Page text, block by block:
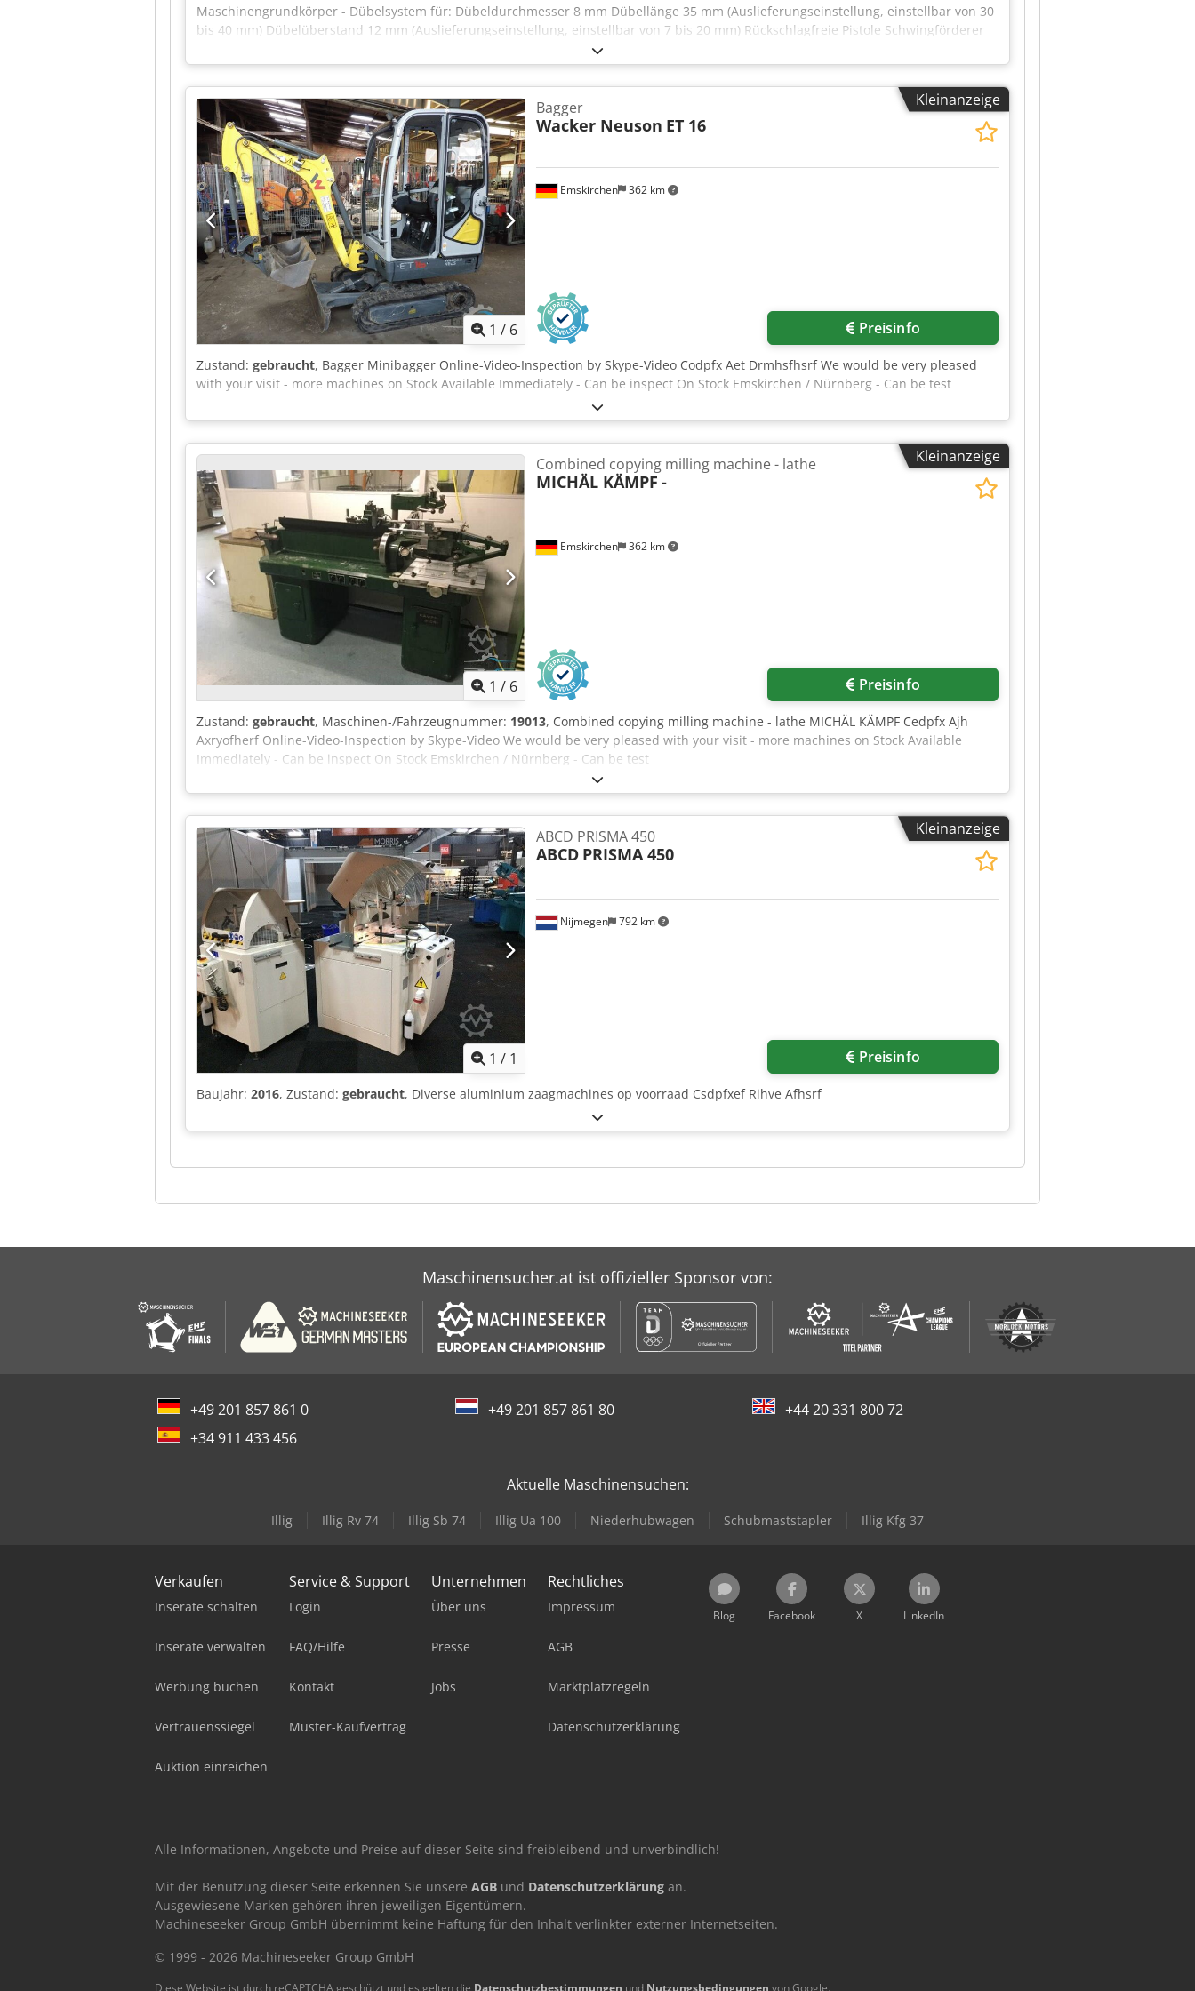
Maschinengrundkörper - Dübelsystem für: Dübeldurchmesser 8 mm Dübellänge 35 mm (Auslieferungseinstellung, einstellbar von 30
bis 40 mm) Dübelüberstand 12 mm (Auslieferungseinstellung, einstellbar von 7 bis 20 mm) Rückschlagfreie Pistole Schwingförderer
für den Dübeltransport Dübeldurchmesser- und Längenkontrolle mit Auto-DL-Selekt System - Wasserversorgungssystem für
vorgeleimte Dübel Wasserbehälter (Edelstahlbehälter 7,5 l) Geschlossenes Wassersytem mit 6 bar Wasserdruck und Spritzdüse -
Elektroniksteuerung mit: Hauptschalter Ein / Aus Programmwahlschalter Wasser / Wasser+Einschießen Credpfxowx Aado Afhjf
Potentiometer für die Dübelzuführung über Schwingförderer Potentiometer für die Wasser-Einspritz-Menge Kontrolllampe zur
Anzeige des min. Wasserstandes im Wasserbehälter - Fahrwerk - Druckluft: 6 bar / Elektrik: 230V, 1Ph, 50Hz HoKuTech DübelJet mit
Option zur Gegenlochbearbeitung: 1 Stück HoKuTech | DübelJet mit Ausbausatz für LeimJet inkl. der Vorrichtungen zum
Einhängen/Anschließen im DübelJet inkl. höhenverstellbarer Aufhängung für Leimschlauch/ inklusive: 1 HoKuTech | LeimJet
Leimangabegerät zur Gegenlochbearbeitung Viskosität für PVAc-Leime bis 75.000 mPas Inkl. Dübeldüse für Ø 8 mm, Spitzdüse
Standort: Flörsheim Verfügbarkeit: Sofort
Kleinanzeige
1 / 6
Emskirchen 362 km
Bagger
Wacker Neuson ET 16
Preisinfo
Zustand: gebraucht, Bagger Minibagger Online-Video-Inspection by Skype-Video Codpfx Aet Drmhsfhsrf We would be very pleased
with your visit - more machines on Stock Available Immediately - Can be inspect On Stock Emskirchen / Nürnberg - Can be test
Kleinanzeige
1 / 6
Emskirchen 362 km
Combined copying milling machine - lathe
MICHÄL KÄMPF -
Preisinfo
Zustand: gebraucht, Maschinen-/Fahrzeugnummer: 19013, Combined copying milling machine - lathe MICHÄL KÄMPF Cedpfx Ajh
Axryofherf Online-Video-Inspection by Skype-Video We would be very pleased with your visit - more machines on Stock Available
Immediately - Can be inspect On Stock Emskirchen / Nürnberg - Can be test
Kleinanzeige
1 / 1
Nijmegen 792 km
ABCD PRISMA 450
ABCD PRISMA 450
Preisinfo
Baujahr: 2016, Zustand: gebraucht, Diverse aluminium zaagmachines op voorraad Csdpfxef Rihve Afhsrf
Maschinensucher.at ist offizieller Sponsor von:
+49 201 857 861 0 +49 201 857 861 80
+44 20 331 800 72
+34 911 433 456
Aktuelle Maschinensuchen:
Illig Illig Rv 74 Illig Sb 74 Illig Ua 100 Niederhubwagen Schubmaststapler Illig Kfg 37
Verkaufen
Inserate schalten
Inserate verwalten
Werbung buchen
Vertrauenssiegel
Auktion einreichen
Service & Support
Login
FAQ/Hilfe
Kontakt
Muster-Kaufvertrag
Unternehmen
Über uns
Presse
Jobs
Rechtliches
Impressum
AGB
Marktplatzregeln
Datenschutzerklärung
Blog Facebook X LinkedIn
Alle Informationen, Angebote und Preise auf dieser Seite sind freibleibend und unverbindlich!
Mit der Benutzung dieser Seite erkennen Sie unsere AGB und Datenschutzerklärung an.
Ausgewiesene Marken gehören ihren jeweiligen Eigentümern.
Machineseeker Group GmbH übernimmt keine Haftung für den Inhalt verlinkter externer Internetseiten.
© 1999 - 2026 Machineseeker Group GmbH